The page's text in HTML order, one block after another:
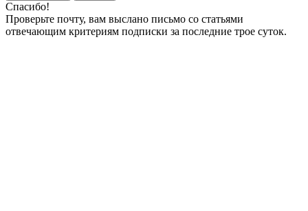
Спасибо!
Проверьте почту, вам выслано письмо со статьями
отвечающим критериям подписки за последние трое суток.